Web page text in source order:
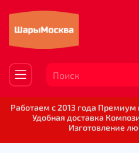
Работаем с 2013 года
Удобная доставка
Изготовление